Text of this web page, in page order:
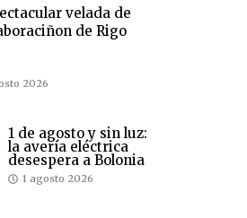
velada de
de Rigo
2026
1 de agosto y sin luz:
la avería eléctrica
desespera a Bolonia
1 agosto 2026